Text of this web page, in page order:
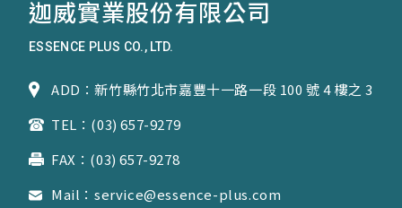
迦威實業股份有限公司
ESSENCE PLUS CO., LTD.
ADD：新竹縣竹北市嘉豐十一路一段 100 號 4 樓之 3
TEL：(03) 657-9279
FAX：(03) 657-9278
Mail：service@essence-plus.com